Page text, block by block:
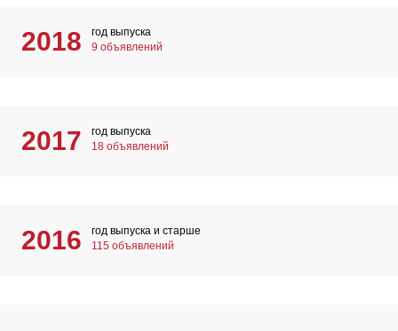
2018
год выпуска
9 объявлений
2017
год выпуска
18 объявлений
2016
год выпуска и старше
115 объявлений